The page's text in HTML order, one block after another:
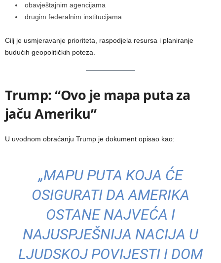
obavještajnim agencijama
drugim federalnim institucijama
Cilj je usmjeravanje prioriteta, raspodjela resursa i planiranje
budućih geopolitičkih poteza.
Trump: “Ovo je mapa puta za
jaču Ameriku”
U uvodnom obraćanju Trump je dokument opisao kao:
„MAPU PUTA KOJA ĆE
OSIGURATI DA AMERIKA
OSTANE NAJVEĆA I
NAJUSPJEŠNIJA NACIJA U
LJUDSKOJ POVIJESTI I DOM